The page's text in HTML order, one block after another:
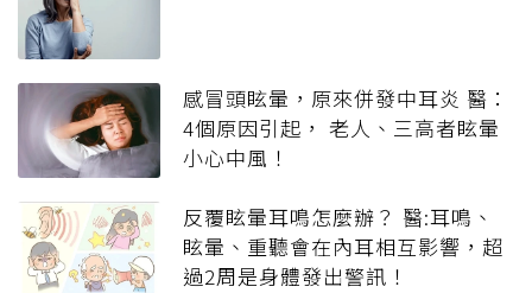
感冒頭眩暈，原來併發中耳炎 醫：
4個原因引起， 老人、三高者眩暈
小心中風！
反覆眩暈耳鳴怎麼辦？ 醫:耳鳴、
眩暈、重聽會在內耳相互影響，超
過2周是身體發出警訊！